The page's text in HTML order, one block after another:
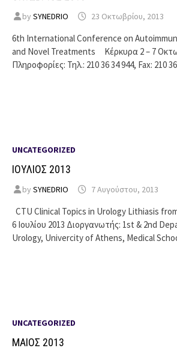
bySYNEDRIO 23 Οκτωβρίου, 2013
6th International Conference on
and Novel Treatments Κέρκυρα 2 – 7
Πληροφορίες: Τηλ.: 210 36 34 944, Fax: 210
UNCATEGORIZED
ΙΟΥΛΙΟΣ 2013
bySYNEDRIO 7 Αυγούστου, 2013
CTU Clinical Topics in Urology Lithiasis
6 Ιουλίου 2013 Διοργανωτής: 1st & 2nd
Urology, Univercity of Athens, Medical
UNCATEGORIZED
ΜΑΙΟΣ 2013